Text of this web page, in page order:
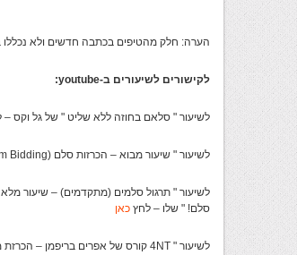
הערה: חלק מהטיפים בכתבה חדשים ולא נכללו
לקישורים לשיעורים ב-youtube:
לשיעור " סלאם בחוזה ללא שליט " של גל וקס –
לשיעור " שיעור מבוא – הכרזות סלם (Slam Bidding) " של מוטי גלברד – לחץ
לשיעור " תרגול סלמים (מתקדמים) – שיעור
סלם! " שלו – לחץ כאן
לשיעור " 4NT קורס של אפרים בריפמן – הכרזת מינימום מקסימום " של אפרים בריפמן – לחץ